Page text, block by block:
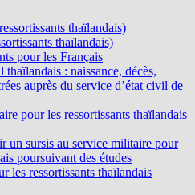
thaïlandais)
thaïlandais)
pour les Français
thaïlandais : naissance, décès,
auprès du service d’état civil de
pour les ressortissants thaïlandais
un sursis au service militaire pour
poursuivant des études
les ressortissants thaïlandais